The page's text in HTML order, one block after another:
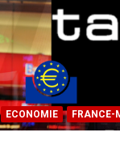
ECONOMIE FRANCE-